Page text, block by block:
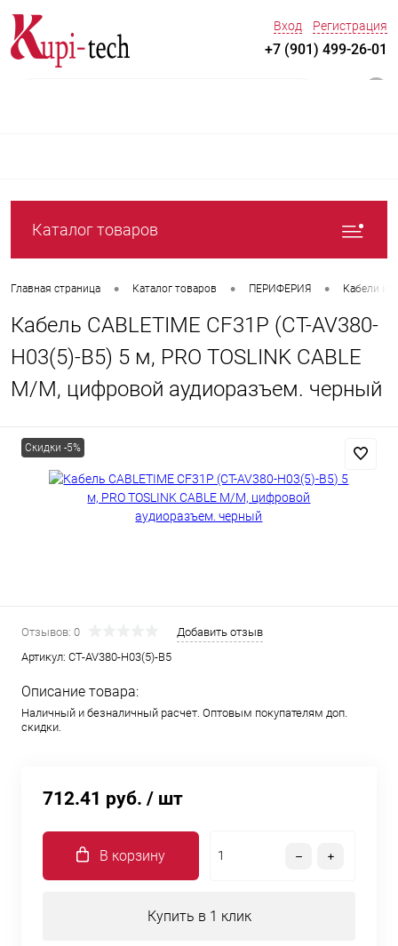
Вход Регистрация
+7 (901) 499-26-01
Каталог товаров
Главная страница • Каталог товаров • ПЕРИФЕРИЯ • Кабели и
Кабель CABLETIME CF31P (CT-AV380-
H03(5)-B5) 5 м, PRO TOSLINK CABLE
M/M, цифровой аудиоразъем. черный
Скидки -5%
Отзывов: 0
Добавить отзыв
Артикул: CT-AV380-H03(5)-B5
Описание товара:
Наличный и безналичный расчет. Оптовым покупателям доп.
скидки.
712.41 руб. / шт
В корзину
Купить в 1 клик